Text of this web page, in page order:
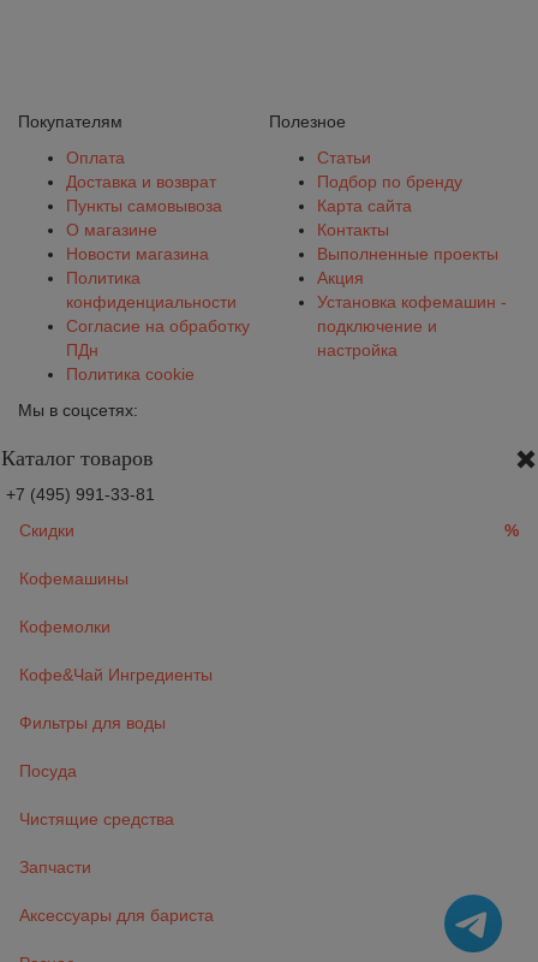
Покупателям
Оплата
Доставка и возврат
Пункты самовывоза
О магазине
Новости магазина
Политика
конфиденциальности
Согласие на обработку
ПДн
Политика cookie
Полезное
Статьи
Подбор по бренду
Карта сайта
Контакты
Выполненные проекты
Акция
Установка кофемашин -
подключение и
настройка
Мы в соцсетях:
Каталог товаров
+7 (495) 991-33-81
Скидки
%
Кофемашины
Кофемолки
Кофе&Чай Ингредиенты
Фильтры для воды
Посуда
Чистящие средства
Запчасти
Аксессуары для бариста